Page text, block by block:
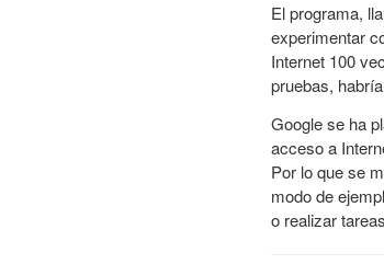
El programa,
experimentar
Internet 100
pruebas,
Google se ha
acceso a
Por lo que se
modo de
o realizar